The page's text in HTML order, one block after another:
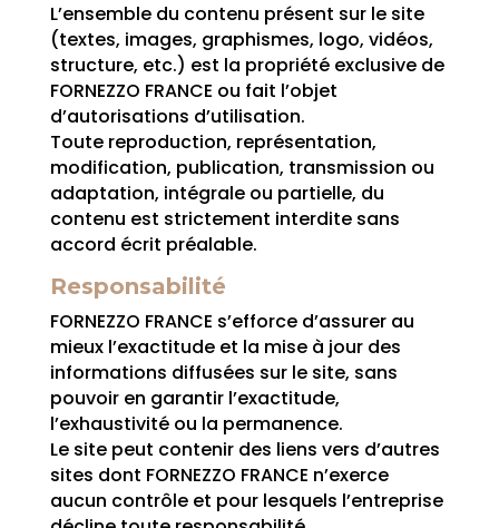
L’ensemble du contenu présent sur le site
(textes, images, graphismes, logo, vidéos,
structure, etc.) est la propriété exclusive de
FORNEZZO FRANCE ou fait l’objet
d’autorisations d’utilisation.
Toute reproduction, représentation,
modification, publication, transmission ou
adaptation, intégrale ou partielle, du
contenu est strictement interdite sans
accord écrit préalable.
Responsabilité
FORNEZZO FRANCE s’efforce d’assurer au
mieux l’exactitude et la mise à jour des
informations diffusées sur le site, sans
pouvoir en garantir l’exactitude,
l’exhaustivité ou la permanence.
Le site peut contenir des liens vers d’autres
sites dont FORNEZZO FRANCE n’exerce
aucun contrôle et pour lesquels l’entreprise